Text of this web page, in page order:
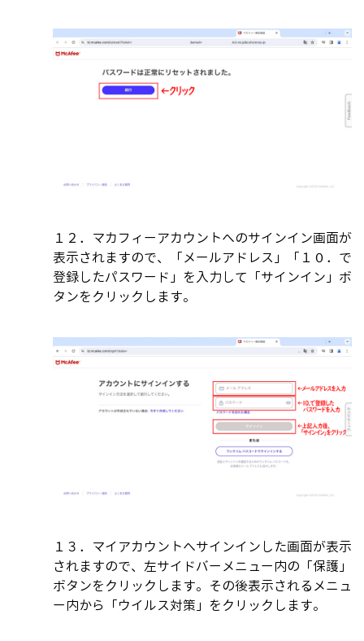
１２．マカフィーアカウントへのサインイン画面が
表示されますので、「メールアドレス」「１０．で
登録したパスワード」を入力して「サインイン」ボ
タンをクリックします。
１３． マイアカウントへサインインした画面が表示
されますので、左サイドバーメニュー内の「保護」
ボタンをクリックします。その後表示されるメニュ
ー内から「ウイルス対策」をクリックします。